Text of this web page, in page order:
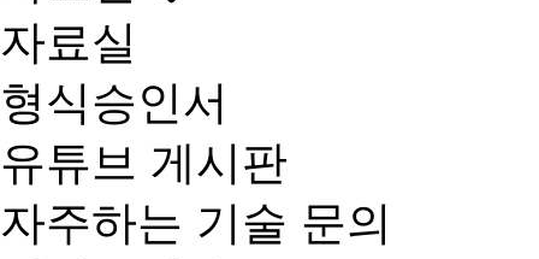
자료실
형식승인서
유튜브 게시판
자주하는 기술 문의